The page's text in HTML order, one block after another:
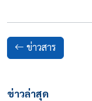
ข่าวสาร
ข่าวล่าสุด